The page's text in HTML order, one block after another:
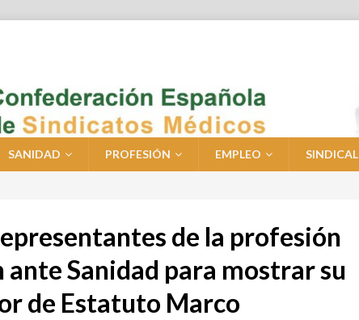
SANIDAD PROFESIÓN EMPLEO SINDICAL
de la profesión
ante Sanidad para mostrar su
de Estatuto Marco